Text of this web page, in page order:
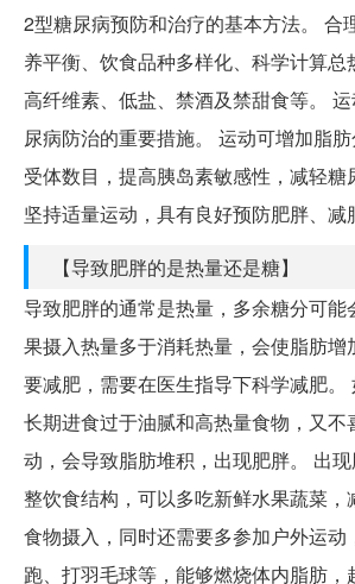
2型糖尿病预防和治疗的基本方法。 合
养平衡、饮食品种多样化、科学计算总
高纤维素、低盐、禁酒及禁甜食等。
尿病防治的重要措施。 运动可增加脂
受体数目，提高胰岛素敏感性，减轻糖
坚持适量运动，具有良好预防肥胖、减
【导致肥胖的是热量还是糖】
导致肥胖的通常是热量，多余糖分可能
果摄入热量多于消耗热量，会使脂肪增
要减肥，需要在医生指导下科学减肥。
长期进食过于油腻和高热量食物，又不
动，会导致脂肪堆积，出现肥胖。 出
整饮食结构，可以多吃新鲜水果蔬菜，
食物摄入，同时还需要多参加户外运动
跑、打羽毛球等，能够燃烧体内脂肪，